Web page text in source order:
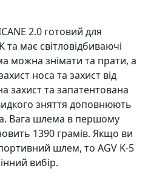
2.0 готовий для
та має світловідбиваючі
можна знімати та прати, а
носа та захист від
захист та запатентована
зняття доповнюють
Вага шлема в першому
1390 грамів. Якщо ви
шлем, то AGV K-5
вибір.